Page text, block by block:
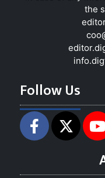
the
Follow Us